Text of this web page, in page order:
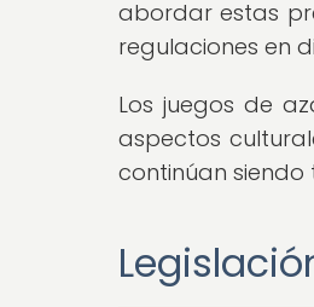
abordar estas
regulaciones en
Los juegos de
aspectos
continúan